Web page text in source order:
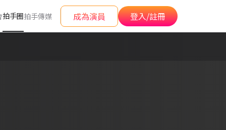
拍手圈拍手傳媒 成為演員 登入/註冊